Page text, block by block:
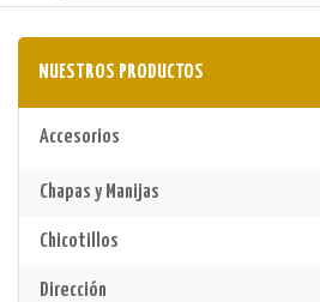
NUESTROS PRODUCTOS
Accesorios
Chapas y Manijas
Chicotillos
Dirección